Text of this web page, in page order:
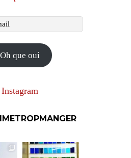
Oh que oui
Instagram